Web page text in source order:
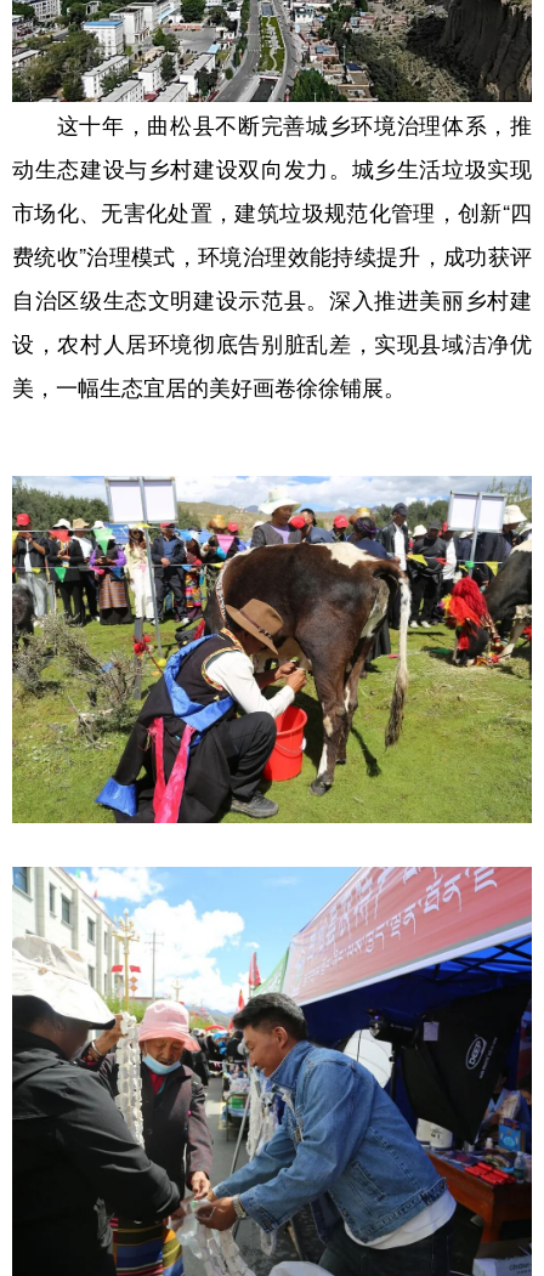
这十年，曲松县不断完善城乡环境治理体系，推
动生态建设与乡村建设双向发力。城乡生活垃圾实现
市场化、无害化处置，建筑垃圾规范化管理，创新“四
费统收”治理模式，环境治理效能持续提升，成功获评
自治区级生态文明建设示范县。深入推进美丽乡村建
设，农村人居环境彻底告别脏乱差，实现县域洁净优
美，一幅生态宜居的美好画卷徐徐铺展。